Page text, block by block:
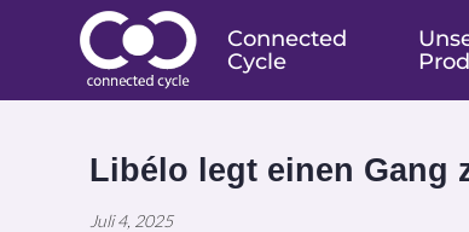
Connected
Cycle
Libélo legt einen Gang
Juli 4, 2025